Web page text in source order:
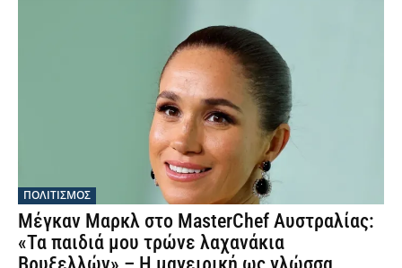
ΠΟΛΙΤΙΣΜΟΣ
Μέγκαν Μαρκλ στο MasterChef Αυστραλίας:
«Τα παιδιά μου τρώνε λαχανάκια